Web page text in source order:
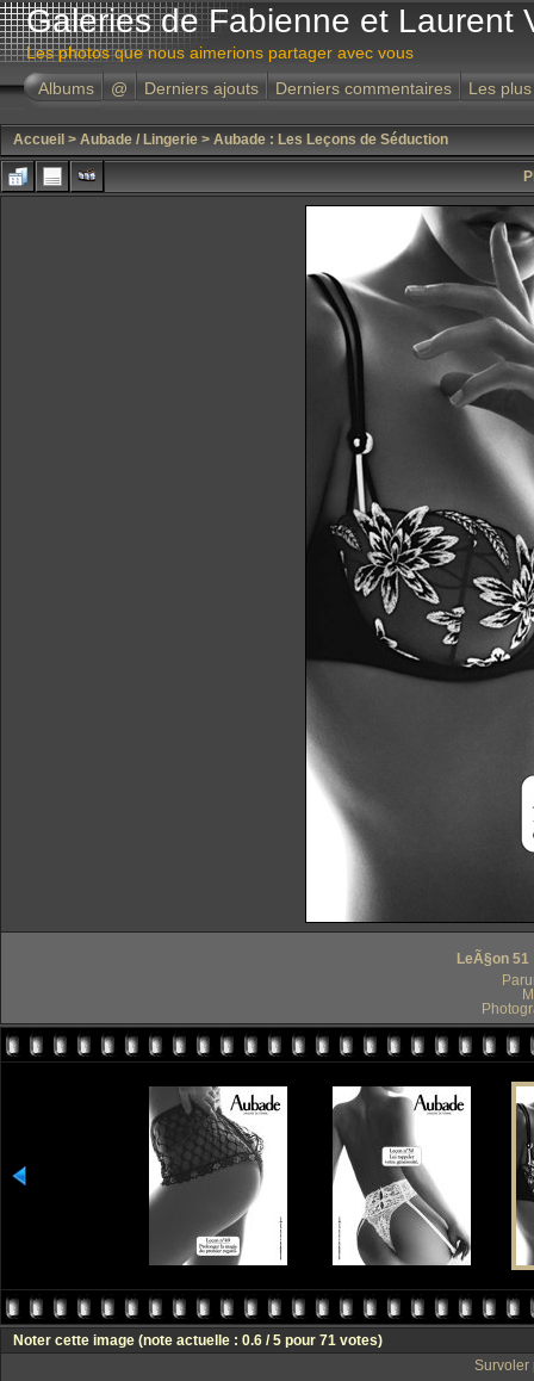
Galeries de Fabienne et Laurent
Les photos que nous aimerions partager avec vous
Albums
@ Derniers ajouts Derniers commentaires Les
Accueil > Aubade / Lingerie > Aubade : Les Leçons de Séduction
LeÃ§on
Noter cette image (note actuelle : 0.6 / 5 pour 71 votes)
Survoler